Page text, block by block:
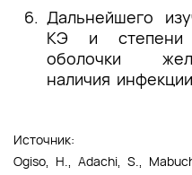
Дальнейшего
КЭ и степени
оболочки
наличия инфекции
Источник:
Ogiso, H., Adachi, S.,